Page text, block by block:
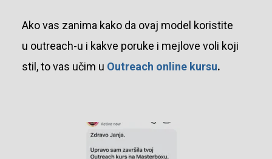
Ako vas zanima kako da ovaj model koristite
u outreach-u i kakve poruke i mejlove voli koji
stil, to vas učim u Outreach online kursu.